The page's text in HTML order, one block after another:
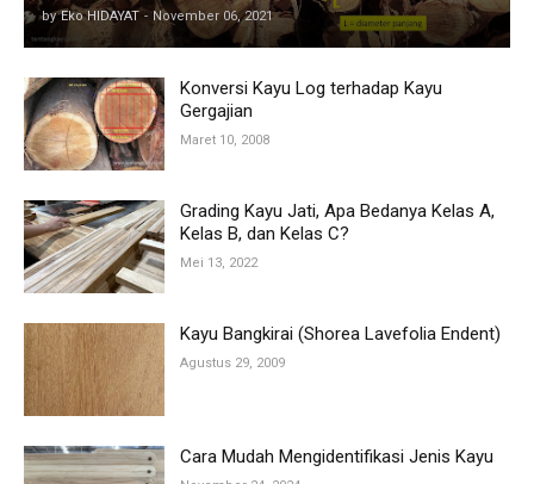
by Eko HIDAYAT - November 06, 2021
Konversi Kayu Log terhadap Kayu
Gergajian
Maret 10, 2008
Grading Kayu Jati, Apa Bedanya Kelas A,
Kelas B, dan Kelas C?
Mei 13, 2022
Kayu Bangkirai (Shorea Lavefolia Endent)
Agustus 29, 2009
Cara Mudah Mengidentifikasi Jenis Kayu